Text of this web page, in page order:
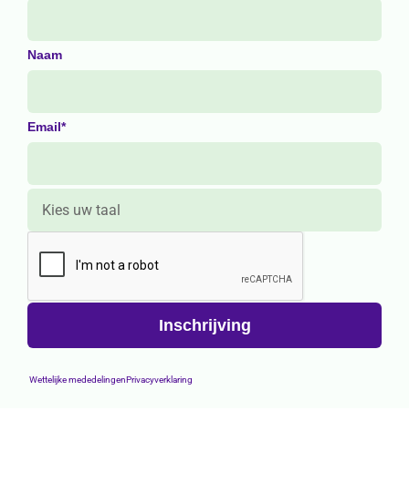
Naam
Email*
Wettelijke mededelingenPrivacyverklaring